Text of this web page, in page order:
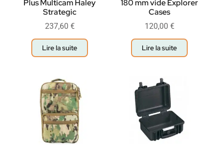
Plus Multicam Haley
Strategic
237,60 €
Lire la suite
180 mm vide Explorer
Cases
120,00 €
Lire la suite